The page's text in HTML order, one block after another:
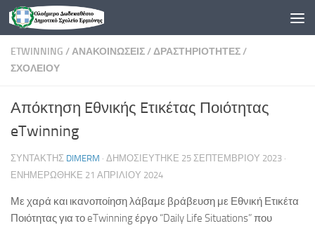
Skip to content
ETWINNING /ΑΝΑΚΟΙΝΏΣΕΙΣ/ΔΡΑΣΤΗΡΙΌΤΗΤΕΣ/
ΣΧΟΛΕΊΟΥ
Απόκτηση Eθνικής Eτικέτας Ποιότητας
eTwinning
ΣΥΝΤΆΚΤΗΣ DIMERM · ΔΗΜΟΣΙΕΎΤΗΚΕ 25 ΣΕΠΤΕΜΒΡΊΟΥ 2023 ·
ΕΝΗΜΕΡΏΘΗΚΕ 21 ΑΠΡΙΛΊΟΥ 2024
Με χαρά και ικανοποίηση λάβαμε βράβευση με Εθνική Ετικέτα
Ποιότητας για το eTwinning έργο “Daily Life Situations” που